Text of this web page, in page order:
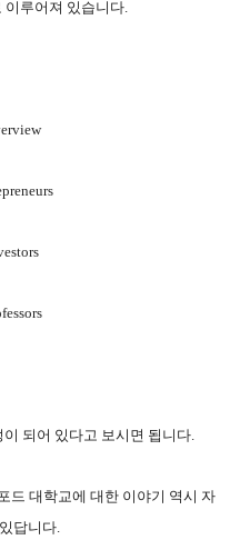
이루어져 있습니다.
되어 있다고 보시면 됩니다.
드 대학교에 대한 이야기 역시 자
답니다.